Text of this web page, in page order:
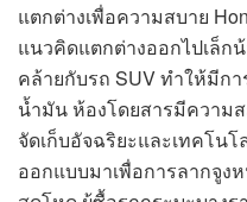
แตกต่างเพื่อความสบาย
แนวคิดแตกต่างออกไปเล็ก
คล้ายกับรถ SUV ทำให้มีก
น้ำมัน ห้องโดยสารมีความ
จัดเก็บอัจฉริยะและเทคโน
ออกแบบมาเพื่อการลากจู